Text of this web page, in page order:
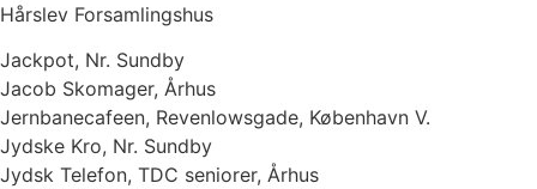
Hårslev Forsamlingshus
Jackpot, Nr. Sundby
Jacob Skomager, Århus
Jernbanecafeen, Revenlowsgade, København V.
Jydske Kro, Nr. Sundby
Jydsk Telefon, TDC seniorer, Århus